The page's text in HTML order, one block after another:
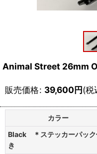
Animal Street 26mm
販売価格: 39,600円(税
カラー
Black ＊ステッカーパック
き